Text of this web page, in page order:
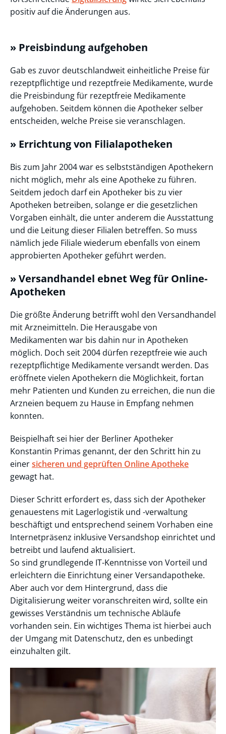
positiv auf die Änderungen aus.
» Preisbindung aufgehoben
Gab es zuvor deutschlandweit einheitliche Preise für
rezeptpflichtige und rezeptfreie Medikamente, wurde
die Preisbindung für rezeptfreie Medikamente
aufgehoben. Seitdem können die Apotheker selber
entscheiden, welche Preise sie veranschlagen.
» Errichtung von Filialapotheken
Bis zum Jahr 2004 war es selbstständigen Apothekern
nicht möglich, mehr als eine Apotheke zu führen.
Seitdem jedoch darf ein Apotheker bis zu vier
Apotheken betreiben, solange er die gesetzlichen
Vorgaben einhält, die unter anderem die Ausstattung
und die Leitung dieser Filialen betreffen. So muss
nämlich jede Filiale wiederum ebenfalls von einem
approbierten Apotheker geführt werden.
» Versandhandel ebnet Weg für Online-
Apotheken
Die größte Änderung betrifft wohl den Versandhandel
mit Arzneimitteln. Die Herausgabe von
Medikamenten war bis dahin nur in Apotheken
möglich. Doch seit 2004 dürfen rezeptfreie wie auch
rezeptpflichtige Medikamente versandt werden. Das
eröffnete vielen Apothekern die Möglichkeit, fortan
mehr Patienten und Kunden zu erreichen, die nun die
Arzneien bequem zu Hause in Empfang nehmen
konnten.
Beispielhaft sei hier der Berliner Apotheker
Konstantin Primas genannt, der den Schritt hin zu
einersicheren und geprüften Online Apotheke
gewagt hat.
Dieser Schritt erfordert es, dass sich der Apotheker
genauestens mit Lagerlogistik und -verwaltung
beschäftigt und entsprechend seinem Vorhaben eine
Internetpräsenz inklusive Versandshop einrichtet und
betreibt und laufend aktualisiert.
So sind grundlegende IT-Kenntnisse von Vorteil und
erleichtern die Einrichtung einer Versandapotheke.
Aber auch vor dem Hintergrund, dass die
Digitalisierung weiter voranschreiten wird, sollte ein
gewisses Verständnis um technische Abläufe
vorhanden sein. Ein wichtiges Thema ist hierbei auch
der Umgang mit Datenschutz, den es unbedingt
einzuhalten gilt.